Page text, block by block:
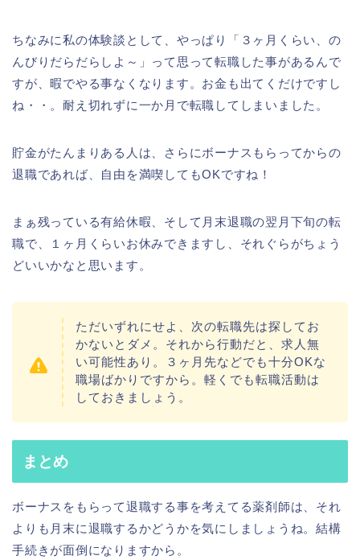
ちなみに私の体験談として、やっぱり「３ヶ月くらい、の
んびりだらだらしよ～」って思って転職した事があるんで
すが、暇でやる事なくなります。お金も出てくだけですし
ね・・。耐え切れずに一か月で転職してしまいました。
貯金がたんまりある人は、さらにボーナスもらってからの
退職であれば、自由を満喫してもOKですね！
まぁ残っている有給休暇、そして月末退職の翌月下旬の転
職で、１ヶ月くらいお休みできますし、それぐらがちょう
どいいかなと思います。
ただいずれにせよ、次の転職先は探してお
かないとダメ。それから行動だと、求人無
い可能性あり。３ヶ月先などでも十分OKな
職場ばかりですから。軽くでも転職活動は
しておきましょう。
まとめ
ボーナスをもらって退職する事を考えてる薬剤師は、それ
よりも月末に退職するかどうかを気にしましょうね。結構
手続きが面倒になりますから。